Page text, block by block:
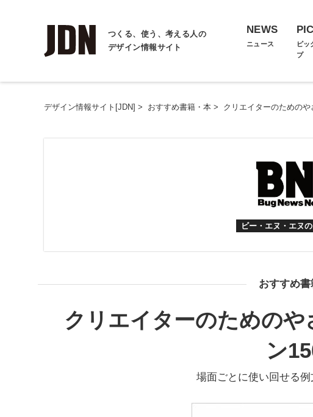
つくる、使う、考える人の
デザイン情報サイト
NEWS
ニュース
ピッ
プ
デザイン情報サイト[JDN] > おすすめ書籍・本 > クリエイターのための
ビー・エヌ・エヌ
おすすめ
クリエイターのための
ン
場面ごとに使い回せる